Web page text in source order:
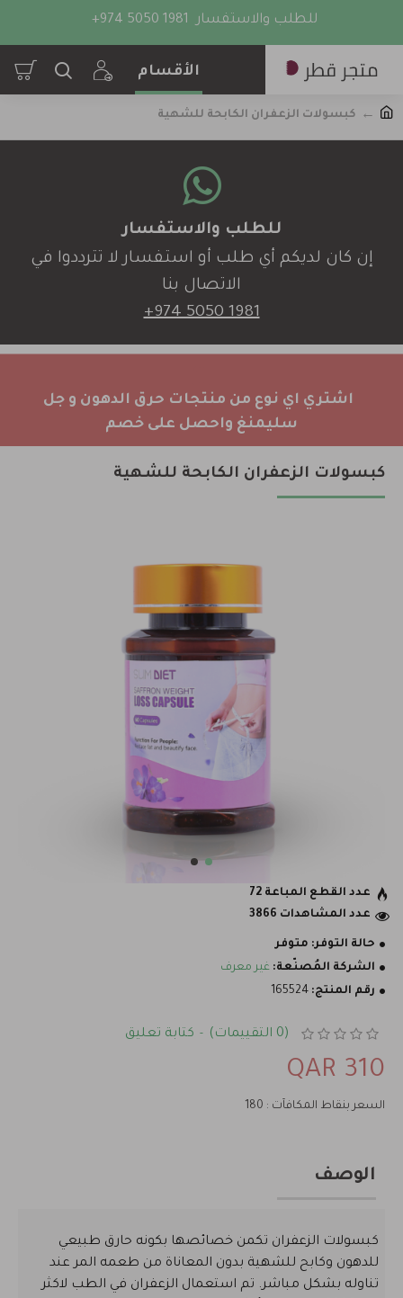
للطلب والاستفسار +974 5050 1981
كبسولات الزعفران الكابحة للشهية
للطلب والاستفسار
إن كان لديكم أي طلب أو استفسار لا تترددوا في
الاتصال بنا
+974 5050 1981
اشتري اي نوع من منتجات حرق الدهون و جل
سليمنغ واحصل على خصم
كبسولات الزعفران الكابحة للشهية
حالة التوفر: متوفر
الشركة المُصنّعة: غير معرف
رقم المنتج: 165524
عدد القطع المباعة 72
عدد المشاهدات 3866
(0 التقييمات) - كتابة تعليق
310 QAR
السعر بنقاط المكافآت : 180
الوصف
كبسولات الزعفران تكمن خصائصها بكونه حارق طبيعي
للدهون وكابح للشهية بدون المعاناة من طعمه المر عند
تناوله بشكل مباشر. تم استعمال الزعفران في الطب لاكثر